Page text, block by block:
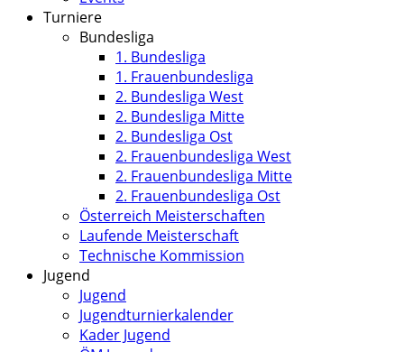
Turniere
Bundesliga
1. Bundesliga
1. Frauenbundesliga
2. Bundesliga West
2. Bundesliga Mitte
2. Bundesliga Ost
2. Frauenbundesliga West
2. Frauenbundesliga Mitte
2. Frauenbundesliga Ost
Österreich Meisterschaften
Laufende Meisterschaft
Technische Kommission
Jugend
Jugend
Jugendturnierkalender
Kader Jugend